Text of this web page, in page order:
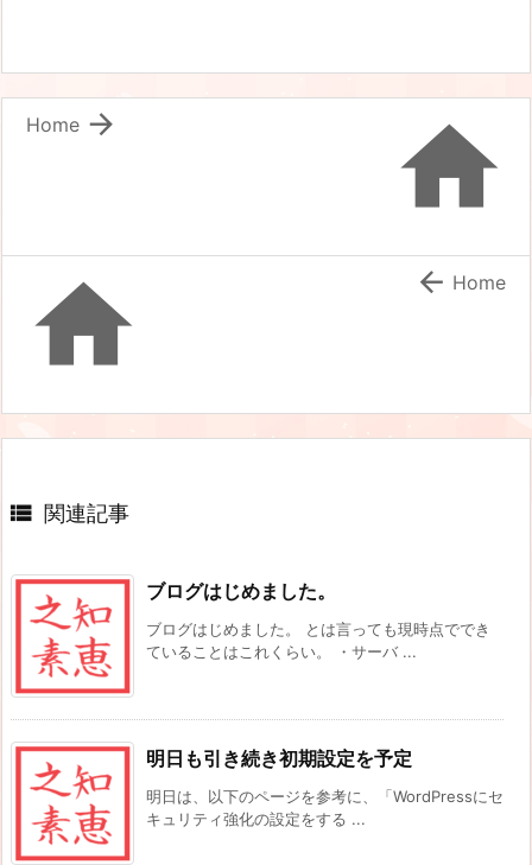


Home
  Home
 関連記事
ブログはじめました。
ブログはじめました。 とは言っても現時点ででき
ていることはこれくらい。 ・サーバ ...
明日も引き続き初期設定を予定
明日は、以下のページを参考に、「WordPressにセ
キュリティ強化の設定をする ...